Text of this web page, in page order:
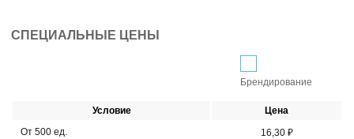
СПЕЦИАЛЬНЫЕ ЦЕНЫ
Брендирование
Условие
Цена
От 500 ед.
16,30 ₽